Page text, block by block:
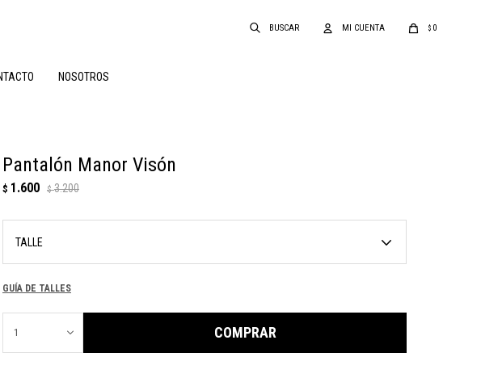
NOSOTROS
$ 0
Pantalón Manor Visón
$ 1.600 $ 3.200
TALLE
GUÍA DE TALLES
1 COMPRAR